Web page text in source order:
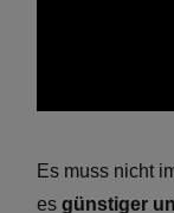
Es muss nicht
es günstiger